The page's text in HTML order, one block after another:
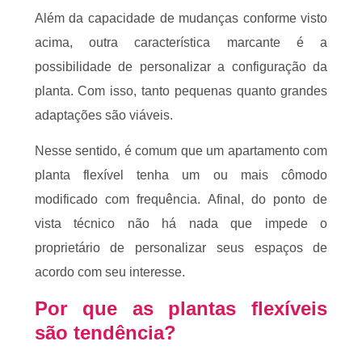
Além da capacidade de mudanças conforme visto
acima, outra característica marcante é a
possibilidade de personalizar a configuração da
planta. Com isso, tanto pequenas quanto grandes
adaptações são viáveis.
Nesse sentido, é comum que um apartamento com
planta flexível tenha um ou mais cômodo
modificado com frequência. Afinal, do ponto de
vista técnico não há nada que impede o
proprietário de personalizar seus espaços de
acordo com seu interesse.
Por que as plantas flexíveis
são tendência?